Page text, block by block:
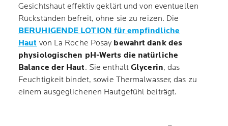
Gesichtshaut effektiv geklärt und von eventuellen
Rückständen befreit, ohne sie zu reizen. Die
BERUHIGENDE LOTION für empfindliche
Haut von La Roche Posay bewahrt dank des
physiologischen pH-Werts die natürliche
Balance der Haut. Sie enthältGlycerin, das
Feuchtigkeit bindet, sowie Thermalwasser, das zu
einem ausgeglichenen Hautgefühl beiträgt.